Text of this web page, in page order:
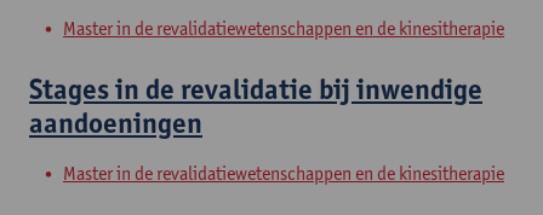
Master in de revalidatiewetenschappen en de kinesitherapie
Stages in de revalidatie bij inwendige
aandoeningen
Master in de revalidatiewetenschappen en de kinesitherapie